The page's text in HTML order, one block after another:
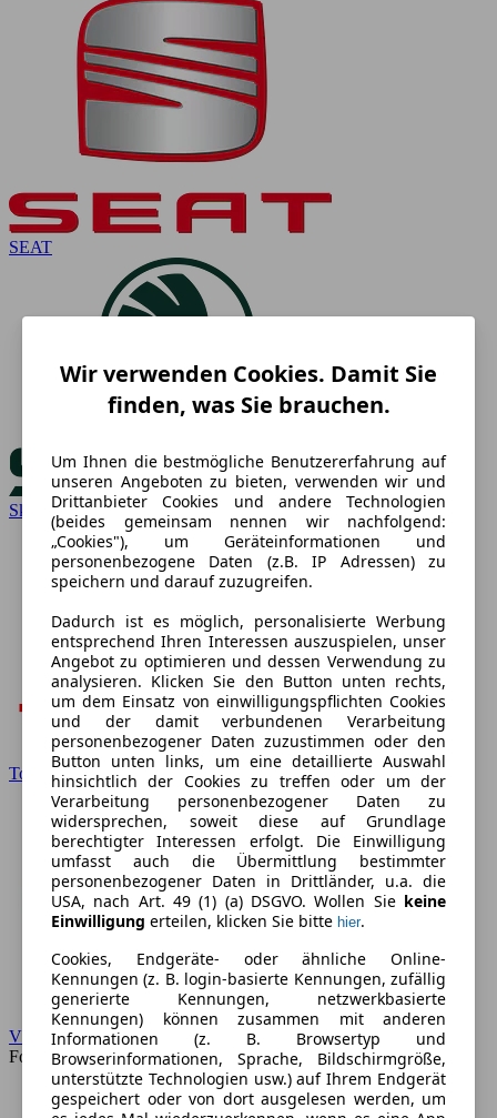
Wir verwenden Cookies. Damit Sie
finden, was Sie brauchen.
Um Ihnen die bestmögliche Benutzererfahrung auf
unseren Angeboten zu bieten, verwenden wir und
Drittanbieter Cookies und andere Technologien
(beides gemeinsam nennen wir nachfolgend:
„Cookies"), um Geräteinformationen und
personenbezogene Daten (z.B. IP Adressen) zu
speichern und darauf zuzugreifen.
Dadurch ist es möglich, personalisierte Werbung
entsprechend Ihren Interessen auszuspielen, unser
Angebot zu optimieren und dessen Verwendung zu
analysieren. Klicken Sie den Button unten rechts,
um dem Einsatz von einwilligungspflichten Cookies
und der damit verbundenen Verarbeitung
personenbezogener Daten zuzustimmen oder den
Button unten links, um eine detaillierte Auswahl
hinsichtlich der Cookies zu treffen oder um der
Verarbeitung personenbezogener Daten zu
widersprechen, soweit diese auf Grundlage
berechtigter Interessen erfolgt. Die Einwilligung
umfasst auch die Übermittlung bestimmter
personenbezogener Daten in Drittländer, u.a. die
USA, nach Art. 49 (1) (a) DSGVO. Wollen Sie keine
Einwilligung erteilen, klicken Sie bitte hier.
Cookies, Endgeräte- oder ähnliche Online-
Kennungen (z. B. login-basierte Kennungen, zufällig
generierte Kennungen, netzwerkbasierte
Kennungen) können zusammen mit anderen
Informationen (z. B. Browsertyp und
Browserinformationen, Sprache, Bildschirmgröße,
unterstützte Technologien usw.) auf Ihrem Endgerät
gespeichert oder von dort ausgelesen werden, um
SEAT
Skoda
Toyota
VW
Forum